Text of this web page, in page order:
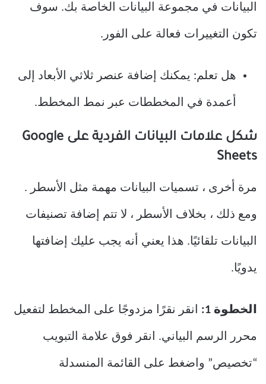
البيانات في مجموعة البيانات الخاصة بك. سوف
تكون التغييرات فعالة على الفور.
هل تعلم: يمكنك إضافة عنصر ثلاثي الأبعاد إلى
أعمدة في المخططات عبر نمط المخطط.
شكل علامات البيانات الفردية على Google
Sheets
مرة أخرى ، تسميات البيانات مهمة مثل الأسطر .
ومع ذلك ، بخلاف الأسطر ، لا تتم إضافة تصنيفات
البيانات تلقائيًا. هذا يعني أنه يجب عليك إضافتها
يدويًا.
الخطوة 1: انقر نقرًا مزدوجًا على المخطط لتفعيل
محرر الرسم البياني. انقر فوق علامة التبويب
“تخصيص” واضغط على القائمة المنسدلة